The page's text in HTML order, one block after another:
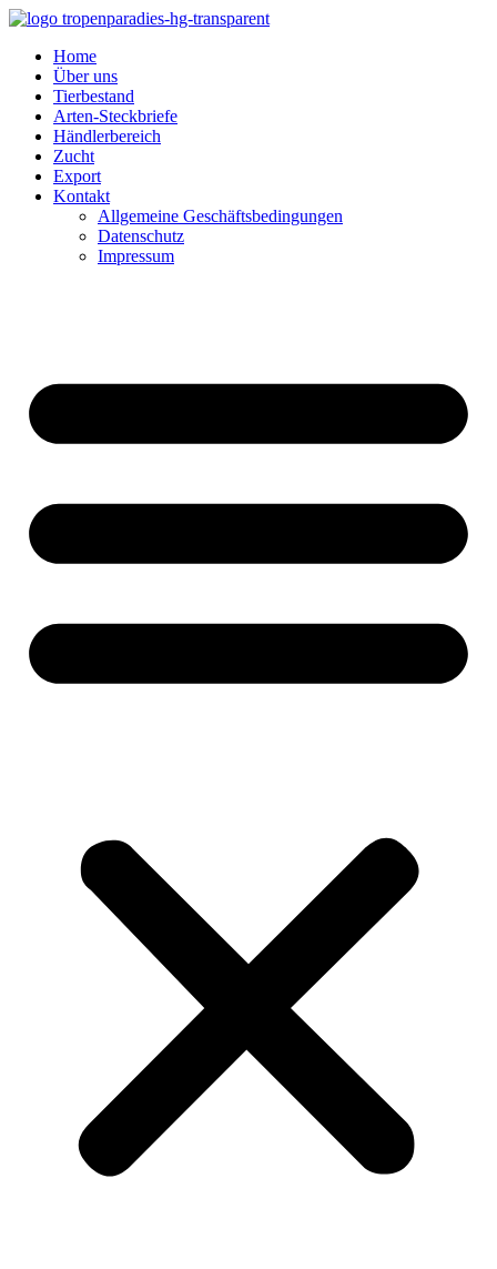
Home
Über uns
Tierbestand
Arten-Steckbriefe
Händlerbereich
Zucht
Export
Kontakt
Allgemeine Geschäftsbedingungen
Datenschutz
Impressum